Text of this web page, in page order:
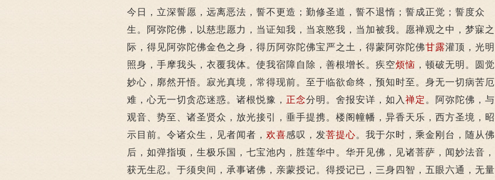
今日，立深誓愿，远离恶法，誓不更造；勤修圣道，誓不退惰；誓成正觉；誓度众
生。阿弥陀佛，以慈悲愿力，当证知我，当哀愍我，当加被我。愿禅观之中，梦寐之
际，得见阿弥陀佛金色之身，得历阿弥陀佛宝严之土，得蒙阿弥陀佛甘露灌顶，光明
照身，手摩我头，衣覆我体。使我宿障自除，善根增长。疾空烦恼 ，顿破无明。圆觉
妙心，廓然开悟。寂光真境，常得现前。至于临欲命终，预知时至。身无一切病苦厄
难，心无一切贪恋迷惑。诸根悦豫， 正念分明。舍报安详，如入 禅定 。阿弥陀佛，与
观音、势至、诸圣贤众，放光接引，垂手提携。楼阁幢幡，异香天乐，西方圣境，昭
示目前。令诸众生，见者闻者， 欢喜感叹，发菩提心。我于尔时，乘金刚台，随从佛
后，如弹指顷，生极乐国，七宝池内，胜莲华中。华开见佛，见诸菩萨，闻妙法音，
获无生忍。于须臾间，承事诸佛，亲蒙授记。得授记已，三身四智，五眼六通，无量